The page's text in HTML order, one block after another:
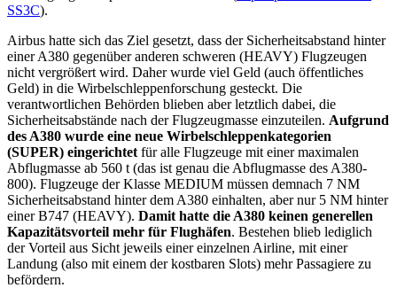
SS3C).
Airbus hatte sich das Ziel gesetzt, dass der Sicherheitsabstand hinter
einer A380 gegenüber anderen schweren (HEAVY) Flugzeugen
nicht vergrößert wird. Daher wurde viel Geld (auch öffentliches
Geld) in die Wirbelschleppenforschung gesteckt. Die
verantwortlichen Behörden blieben aber letztlich dabei, die
Sicherheitsabstände nach der Flugzeugmasse einzuteilen. Aufgrund
des A380 wurde eine neue Wirbelschleppenkategorien
(SUPER) eingerichtet für alle Flugzeuge mit einer maximalen
Abflugmasse ab 560 t (das ist genau die Abflugmasse des A380-
800). Flugzeuge der Klasse MEDIUM müssen demnach 7 NM
Sicherheitsabstand hinter dem A380 einhalten, aber nur 5 NM hinter
einer B747 (HEAVY). Damit hatte die A380 keinen generellen
Kapazitätsvorteil mehr für Flughäfen. Bestehen blieb lediglich
der Vorteil aus Sicht jeweils einer einzelnen Airline, mit einer
Landung (also mit einem der kostbaren Slots) mehr Passagiere zu
befördern.